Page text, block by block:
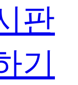
판
기